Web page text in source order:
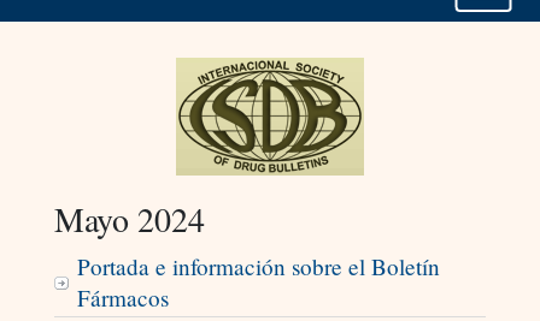
Mayo 2024
Portada e información sobre el Boletín
Fármacos